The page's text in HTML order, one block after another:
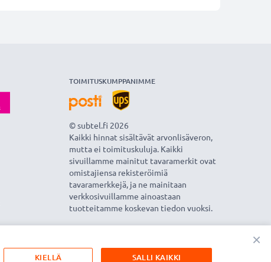
TOIMITUSKUMPPANIMME
© subtel.fi 2026
Kaikki hinnat sisältävät arvonlisäveron,
mutta ei toimituskuluja. Kaikki
sivuillamme mainitut tavaramerkit ovat
omistajiensa rekisteröimiä
tavaramerkkejä, ja ne mainitaan
verkkosivuillamme ainoastaan
tuotteitamme koskevan tiedon vuoksi.
×
SALLI KAIKKI
KIELLÄ